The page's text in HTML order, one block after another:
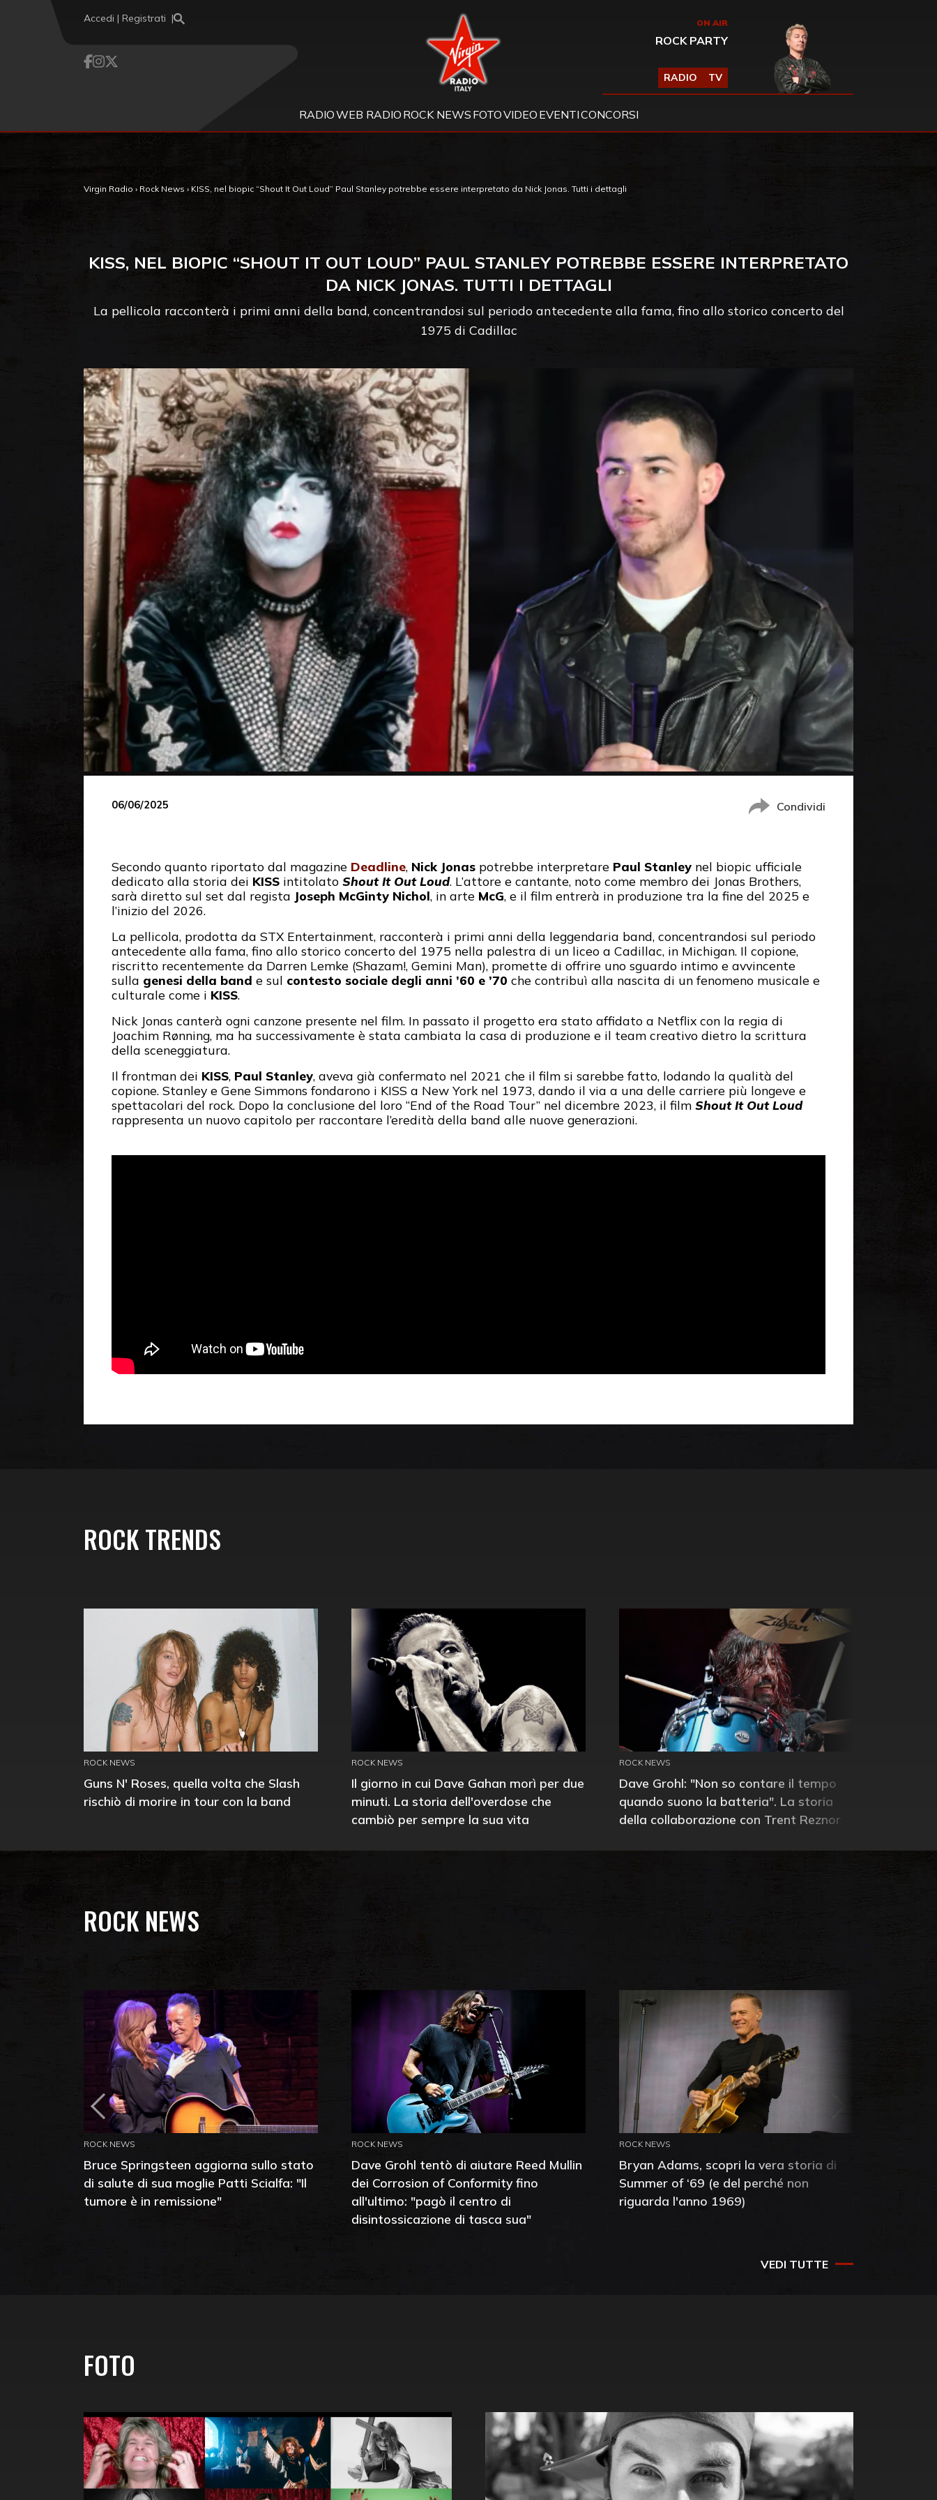
Accedi | Registrati Virgin Radio ON AIR
ROCK PARTY
RADIO TV
RADIOWEB RADIO ROCK NEWS FOTOVIDEO EVENTICONCORSI
Virgin Radio › Rock News › KISS, nel biopic “Shout It Out Loud” Paul Stanley potrebbe essere interpretato da Nick Jonas. Tutti i dettagli
KISS, NEL BIOPIC “SHOUT IT OUT LOUD” PAUL STANLEY POTREBBE ESSERE INTERPRETATO
DA NICK JONAS. TUTTI I DETTAGLI
La pellicola racconterà i primi anni della band, concentrandosi sul periodo antecedente alla fama, fino allo storico concerto del
1975 di Cadillac
06/06/2025 Condividi
Secondo quanto riportato dal magazine Deadline, Nick Jonas potrebbe interpretare Paul Stanley nel biopic ufficiale
dedicato alla storia dei KISS intitolato Shout It Out Loud. L’attore e cantante, noto come membro dei Jonas Brothers,
sarà diretto sul set dal regista Joseph McGinty Nichol, in arte McG, e il film entrerà in produzione tra la fine del 2025 e
l’inizio del 2026.
La pellicola, prodotta da STX Entertainment, racconterà i primi anni della leggendaria band, concentrandosi sul periodo
antecedente alla fama, fino allo storico concerto del 1975 nella palestra di un liceo a Cadillac, in Michigan. Il copione,
riscritto recentemente da Darren Lemke (Shazam!, Gemini Man), promette di offrire uno sguardo intimo e avvincente
sulla genesi della band e sul contesto sociale degli anni ’60 e ’70 che contribuì alla nascita di un fenomeno musicale e
culturale come i KISS.
Nick Jonas canterà ogni canzone presente nel film. In passato il progetto era stato affidato a Netflix con la regia di
Joachim Rønning, ma ha successivamente è stata cambiata la casa di produzione e il team creativo dietro la scrittura
della sceneggiatura.
Il frontman dei KISS, Paul Stanley, aveva già confermato nel 2021 che il film si sarebbe fatto, lodando la qualità del
copione. Stanley e Gene Simmons fondarono i KISS a New York nel 1973, dando il via a una delle carriere più longeve e
spettacolari del rock. Dopo la conclusione del loro “End of the Road Tour” nel dicembre 2023, il film Shout It Out Loud
rappresenta un nuovo capitolo per raccontare l’eredità della band alle nuove generazioni.
ROCK TRENDS
ROCK NEWS
Guns N' Roses, quella volta che Slash
rischiò di morire in tour con la band
ROCK NEWS
Il giorno in cui Dave Gahan morì per due
minuti. La storia dell'overdose che
cambiò per sempre la sua vita
ROCK NEWS
Dave Grohl: "Non so contare il tempo
quando suono la batteria". La storia
della collaborazione con Trent Reznor
ROCK NEWS
ROCK NEWS
Bruce Springsteen aggiorna sullo stato
di salute di sua moglie Patti Scialfa: "Il
tumore è in remissione"
ROCK NEWS
Dave Grohl tentò di aiutare Reed Mullin
dei Corrosion of Conformity fino
all'ultimo: "pagò il centro di
disintossicazione di tasca sua"
ROCK NEWS
Bryan Adams, scopri la vera storia di
Summer of ‘69 (e del perché non
riguarda l'anno 1969)
VEDI TUTTE
FOTO